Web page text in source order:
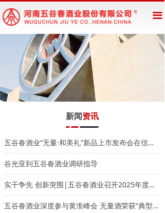
끀
网站首页
企业概况
新闻资讯
公告公示
产品展示
五谷春酒业“无量·和美礼”新品上市发布会在信阳圆满举办
谷光亚到五谷春酒业调研指导
实干争先 创新突围|五谷春酒业召开2025年度工作总结大会
五谷春酒业深度参与黄淮峰会 无量酒荣获“典型风格产品”
新闻资讯